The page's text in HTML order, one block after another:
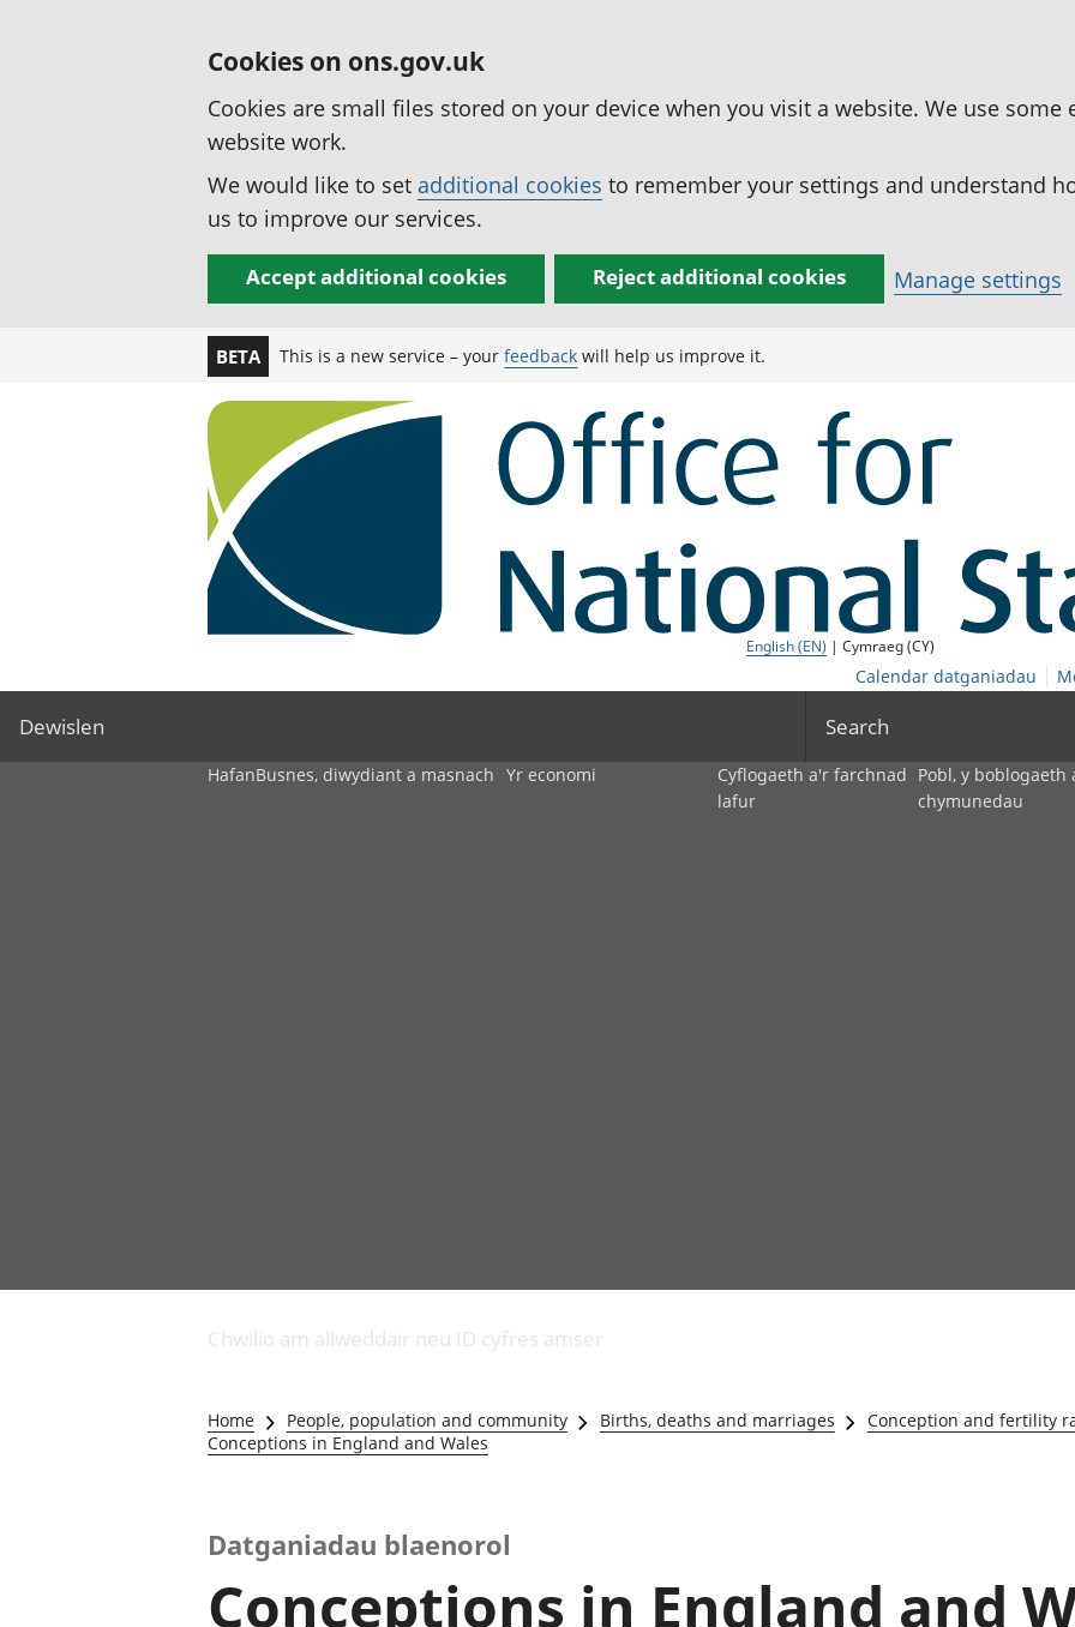
Cookies on ons.gov.uk
Cookies are small files stored on your device when you visit a website. We use some
website work.
We would like to set additional cookies to remember your settings and understand
us to improve our services.
Accept additional cookies Reject additional cookies Manage settings
BETA This is a new service – yourfeedback will help us improve it.
English (EN) | Cymraeg (CY)
Calendar datganiadau
Dewislen Search
HafanBusnes, diwydiant a masnach
Newidiadau i fusnesau
rhyngrwyd
Masnach ryngwladol
Y diwydiant
Y diwydiant manwethu
Yr economi
amgylcheddol
Llwodraeth, y sector
Mynegeion
chwyddiant a
Cyflogaeth a'r farchnad
lafur
Pobl, y boblogaeth
chymunedau
Hunaniaeth
Addysg a
Lles
Cyllid
Chwilio am allweddair neu ID cyfres amser
Home People, population and community Births, deaths and marriages
Conception and fertility
Conceptions in England and Wales
Datganiadau blaenorol
Conceptions in England and